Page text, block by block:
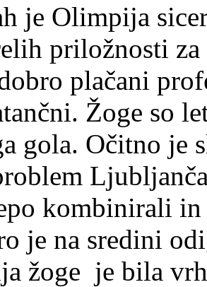
je Olimpija
priložnosti za
plačani
Žoge so
gola. Očitno je
kombinirali
je na sredini
žoge je bila